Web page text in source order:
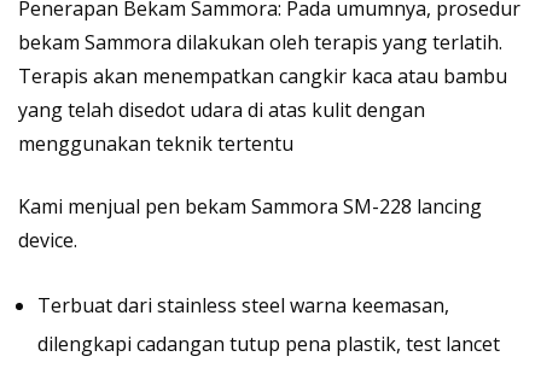
Penerapan Bekam Sammora: Pada umumnya, prosedur
bekam Sammora dilakukan oleh terapis yang terlatih.
Terapis akan menempatkan cangkir kaca atau bambu
yang telah disedot udara di atas kulit dengan
menggunakan teknik tertentu
Kami menjual pen bekam Sammora SM-228 lancing
device.
Terbuat dari stainless steel warna keemasan,
dilengkapi cadangan tutup pena plastik, test lancet